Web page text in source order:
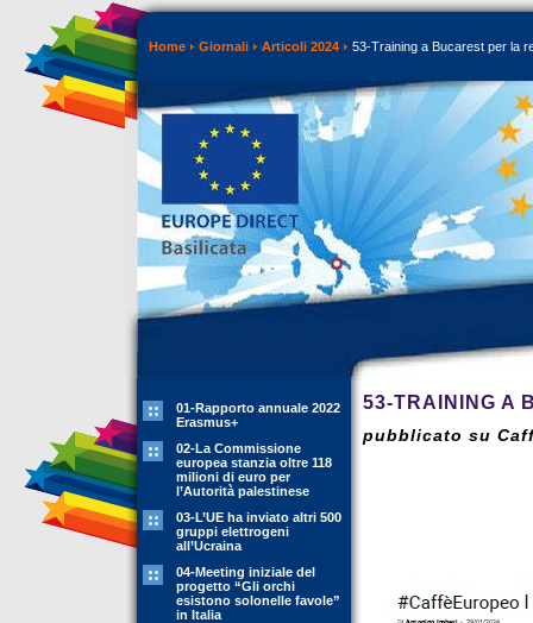
Home Giornali Articoli 2024 53-Training a Bucarest per la
01-Rapporto annuale 2022
Erasmus+
02-La Commissione
europea stanzia oltre 118
milioni di euro per
l’Autorità palestinese
03-L’UE ha inviato altri 500
gruppi elettrogeni
all’Ucraina
04-Meeting iniziale del
progetto “Gli orchi
esistono solonelle favole”
in Italia
53-TRAINING A
pubblicato su